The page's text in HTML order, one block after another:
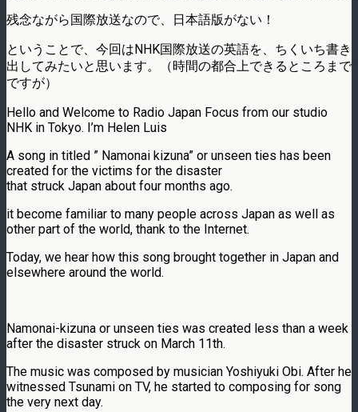
残念ながら国際放送なので、日本語版がない！
ということで、今回はNHK国際放送の英語を、ちくいち書き
出してみたいと思います。（時間の都合上できるところまで
ですが）
Hello and Welcome to Radio Japan Focus from our studio
NHK in Tokyo. I’m Helen Luis
A song in titled ” Namonai kizuna” or unseen ties has been
created for the victims for the disaster
that struck Japan about four months ago.
it become familiar to many people across Japan as well as
other part of the world, thank to the Internet.
Today, we hear how this song brought together in Japan and
elsewhere around the world.
Namonai-kizuna or unseen ties was created less than a week
after the disaster struck on March 11th.
The music was composed by musician Yoshiyuki Obi. After he
witnessed Tsunami on TV, he started to composing for song
the very next day.